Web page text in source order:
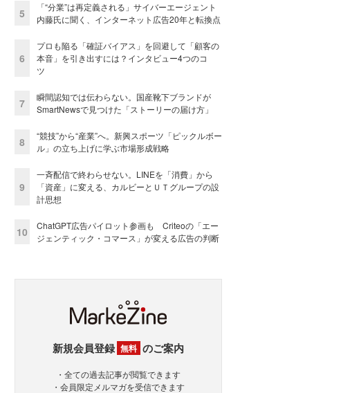
5
「“分業”は再定義される」サイバーエージェント
内藤氏に聞く、インターネット広告20年と転換点
6
プロも陥る「確証バイアス」を回避して「顧客の
本音」を引き出すには？インタビュー4つのコ
ツ
7
瞬間認知では伝わらない。国産靴下ブランドが
SmartNewsで見つけた「ストーリーの届け方」
8
“競技”から“産業”へ。新興スポーツ「ピックルボー
ル」の立ち上げに学ぶ市場形成戦略
9
一斉配信で終わらせない。LINEを「消費」から
「資産」に変える、カルビーとＵＴグループの設
計思想
10
ChatGPT広告パイロット参画も Criteoの「エー
ジェンティック・コマース」が変える広告の判断
新規会員登録 無料 のご案内
・全ての過去記事が閲覧できます
・会員限定メルマガを受信できます